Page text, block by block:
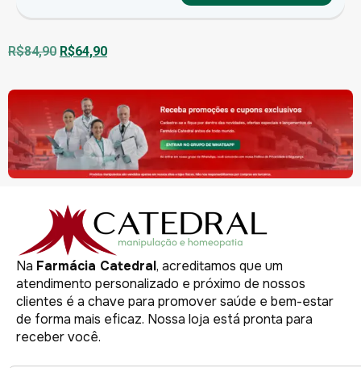
R$84,90 R$64,90
Na Farmácia Catedral, acreditamos que um
atendimento personalizado e próximo de nossos
clientes é a chave para promover saúde e bem-estar
de forma mais eficaz. Nossa loja está pronta para
receber você.